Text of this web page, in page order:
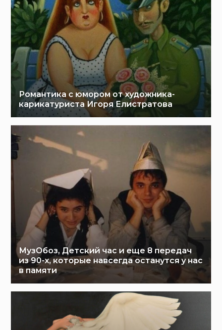
Романтика с юмором от художника-
карикатуриста Игоря Елистратова
МузОбоз, Детский час и еще 8 передач
из 90-х, которые навсегда останутся у нас
в памяти